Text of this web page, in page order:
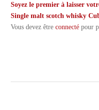
Soyez le premier à laisser
Single malt scotch whisky
Vous devez êtreconnecté pour